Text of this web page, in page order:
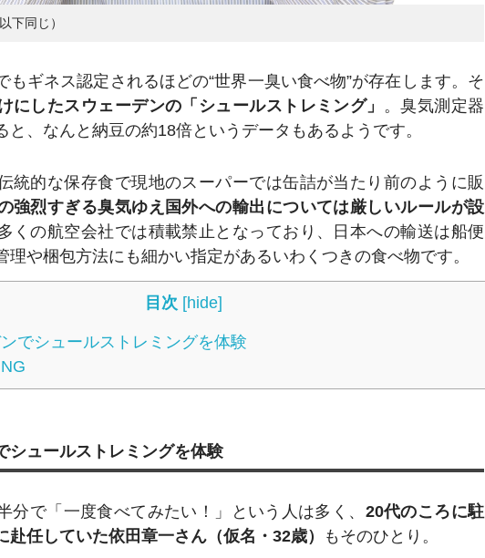
下同じ）
ギネス認定されるほどの“世界一臭い食べ物”が存在します。そ
にしたスウェーデンの「シュールストレミング」 。臭気測定器
と、なんと納豆の約18倍というデータもあるようです。
統的な保存食で現地のスーパーでは缶詰が当たり前のように販
強烈すぎる臭気ゆえ国外への輸出については厳しいルールが設
くの航空会社では積載禁止となっており、日本への輸送は船便
理や梱包方法にも細かい指定があるいわくつきの食べ物です。
目次 [hide]
でシュールストレミングを体験
シュールストレミングを体験
で「一度食べてみたい！」という人は多く、 20代のころに駐
赴任していた依田章一さん（仮名・32歳）
もそのひとり。